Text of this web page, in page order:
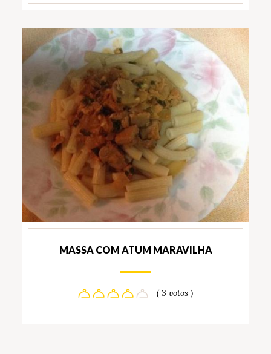
MASSA COM ATUM MARAVILHA
( 3 votos )